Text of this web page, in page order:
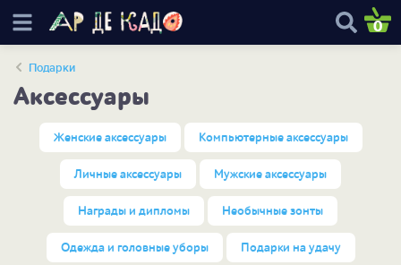
0
Подарки
Аксессуары
Женские аксессуары Компьютерные аксессуары
Личные аксессуары Мужские аксессуары
Награды и дипломы Необычные зонты
Одежда и головные уборы Подарки на удачу